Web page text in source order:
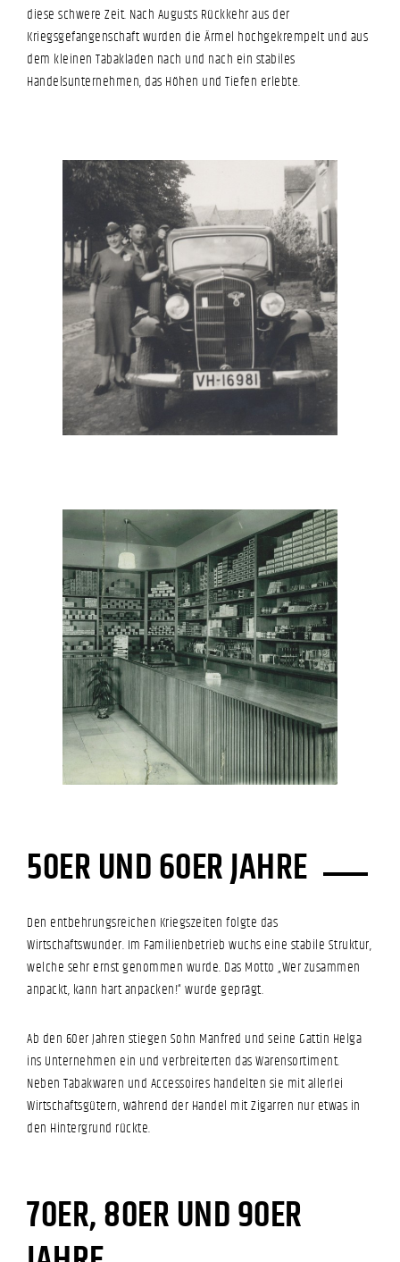
diese schwere Zeit. Nach Augusts Rückkehr aus der
Kriegsgefangenschaft wurden die Ärmel hochgekrempelt und aus
dem kleinen Tabakladen nach und nach ein stabiles
Handelsunternehmen, das Höhen und Tiefen erlebte.
50ER UND 60ER JAHRE
Den entbehrungsreichen Kriegszeiten folgte das
Wirtschaftswunder. Im Familienbetrieb wuchs eine stabile Struktur,
welche sehr ernst genommen wurde. Das Motto „Wer zusammen
anpackt, kann hart anpacken!“ wurde geprägt.
Ab den 60er Jahren stiegen Sohn Manfred und seine Gattin Helga
ins Unternehmen ein und verbreiterten das Warensortiment.
Neben Tabakwaren und Accessoires handelten sie mit allerlei
Wirtschaftsgütern, während der Handel mit Zigarren nur etwas in
den Hintergrund rückte.
70ER, 80ER UND 90ER